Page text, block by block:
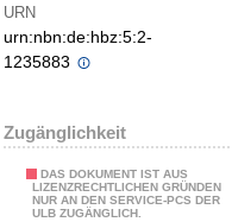
URN
urn:nbn:de:hbz:5:2-
1235883
Zugänglichkeit
DAS DOKUMENT IST AUS
LIZENZRECHTLICHEN GRÜNDEN
NUR AN DEN SERVICE-PCS DER
ULB ZUGÄNGLICH.